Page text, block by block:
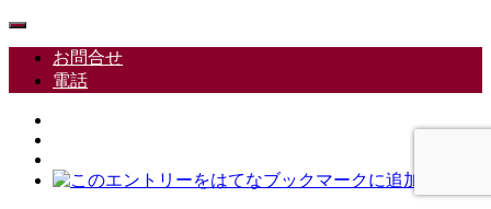
お問合せ
電話